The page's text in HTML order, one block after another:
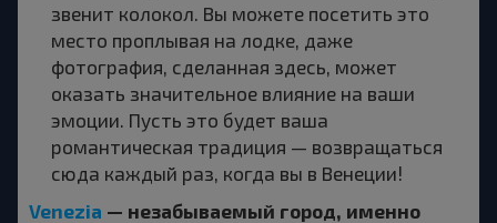
звенит колокол. Вы можете посетить это
место проплывая на лодке, даже
фотография, сделанная здесь, может
оказать значительное влияние на ваши
эмоции. Пусть это будет ваша
романтическая традиция — возвращаться
сюда каждый раз, когда вы в Венеции!
Venezia — незабываемый город, именно